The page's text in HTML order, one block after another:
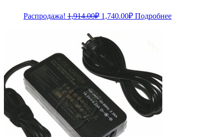
Распродажа! 1,914.00₽ Первоначальная
1,914.00₽.
1,740.00₽Текущая
цена:
Подробнее